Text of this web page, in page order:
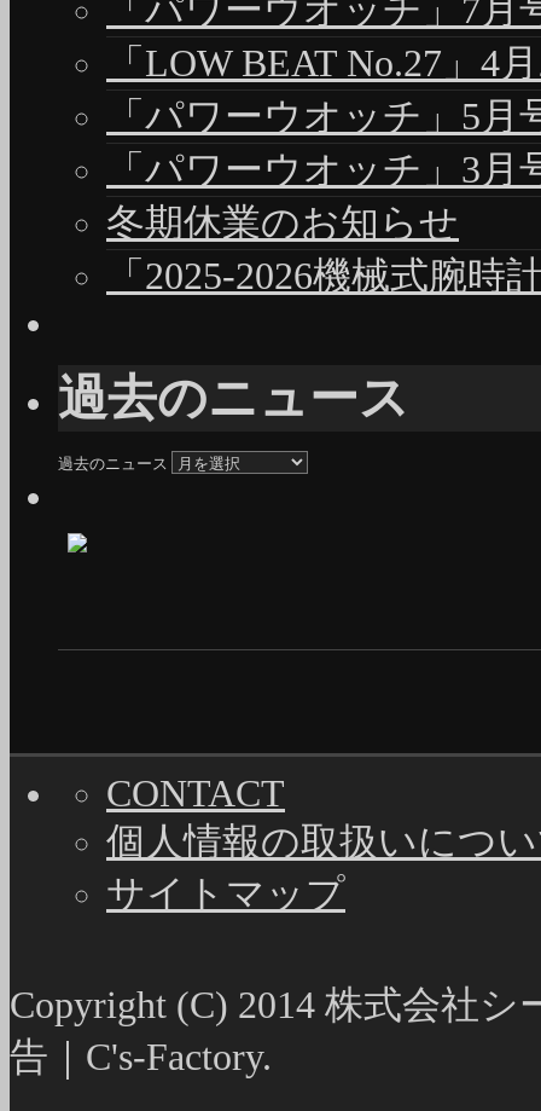
「パワーウオッチ」7月
「LOW BEAT No.27」4
「パワーウオッチ」5月
「パワーウオッチ」3月
冬期休業のお知らせ
「2025-2026機械式腕時
過去のニュース
過去のニュース
CONTACT
個人情報の取扱いにつ
サイトマップ
Copyright (C) 2014 株式会社
告｜C's-Factory.